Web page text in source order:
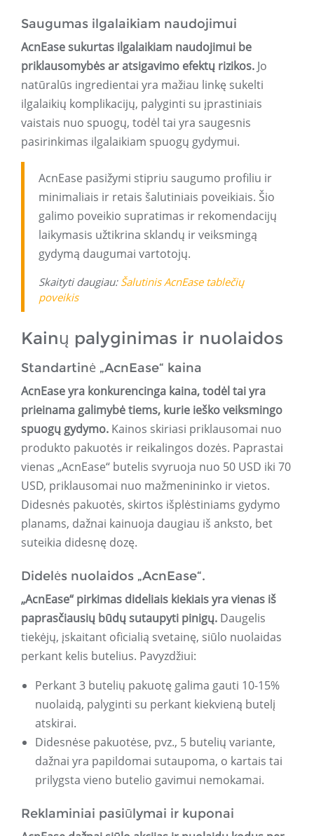
Saugumas ilgalaikiam naudojimui
AcnEase sukurtas ilgalaikiam naudojimui be
priklausomybės ar atsigavimo efektų rizikos. Jo
natūralūs ingredientai yra mažiau linkę sukelti
ilgalaikių komplikacijų, palyginti su įprastiniais
vaistais nuo spuogų, todėl tai yra saugesnis
pasirinkimas ilgalaikiam spuogų gydymui.
AcnEase pasižymi stipriu saugumo profiliu ir
minimaliais ir retais šalutiniais poveikiais. Šio
galimo poveikio supratimas ir rekomendacijų
laikymasis užtikrina sklandų ir veiksmingą
gydymą daugumai vartotojų.
Skaityti daugiau: Šalutinis AcnEase tablečių
poveikis
Kainų palyginimas ir nuolaidos
Standartinė „AcnEase“ kaina
AcnEase yra konkurencinga kaina, todėl tai yra
prieinama galimybė tiems, kurie ieško veiksmingo
spuogų gydymo. Kainos skiriasi priklausomai nuo
produkto pakuotės ir reikalingos dozės. Paprastai
vienas „AcnEase“ butelis svyruoja nuo 50 USD iki 70
USD, priklausomai nuo mažmenininko ir vietos.
Didesnės pakuotės, skirtos išplėstiniams gydymo
planams, dažnai kainuoja daugiau iš anksto, bet
suteikia didesnę dozę.
Didelės nuolaidos „AcnEase“.
„AcnEase“ pirkimas dideliais kiekiais yra vienas iš
paprasčiausių būdų sutaupyti pinigų. Daugelis
tiekėjų, įskaitant oficialią svetainę, siūlo nuolaidas
perkant kelis butelius. Pavyzdžiui:
Perkant 3 butelių pakuotę galima gauti 10-15%
nuolaidą, palyginti su perkant kiekvieną butelį
atskirai.
Didesnėse pakuotėse, pvz., 5 butelių variante,
dažnai yra papildomai sutaupoma, o kartais tai
prilygsta vieno butelio gavimui nemokamai.
Reklaminiai pasiūlymai ir kuponai